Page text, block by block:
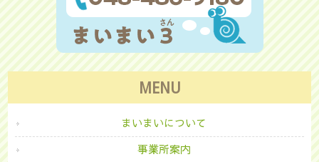
MENU
まいまいについて
事業所案内